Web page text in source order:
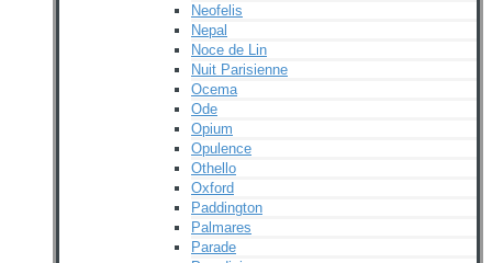
Neofelis
Nepal
Noce de Lin
Nuit Parisienne
Ocema
Ode
Opium
Opulence
Othello
Oxford
Paddington
Palmares
Parade